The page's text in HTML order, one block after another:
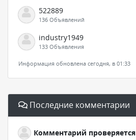
522889
136 Объявлений
industry1949
133 Объявления
Информация обновлена сегодня, в 01:33
Последние комментарии
Комментарий проверяется